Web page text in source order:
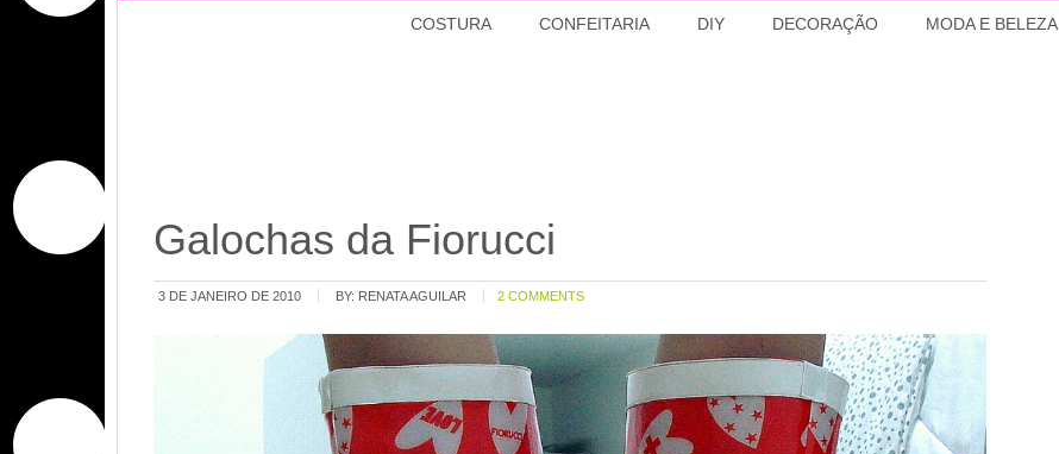
COSTURA CONFEITARIA DIY DECORAÇÃO MODA E BELEZA
Galochas da Fiorucci
3 DE JANEIRO DE 2010 BY: RENATA AGUILAR 2 COMMENTS